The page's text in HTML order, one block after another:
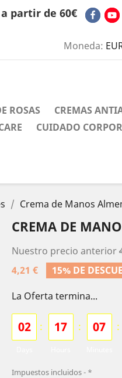
partir de 60€
Moneda:
ROSAS CREMAS
CUIDADO
Crema de Manos
CREMA DE
Nuestro precio anterior
4,21 €
15% DE
La Oferta termina...
02 : 17 : 07 :
Impuestos incluidos *